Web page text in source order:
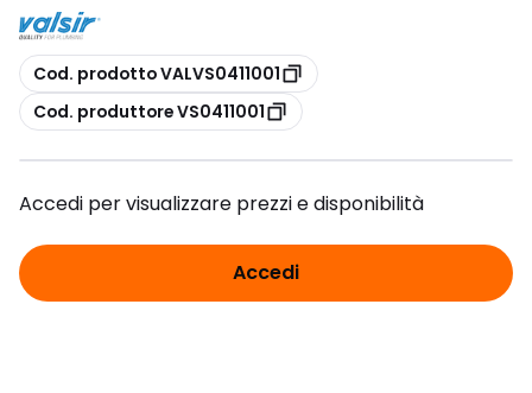
copia
Cod. prodotto VALVS0411001
copia
Cod. produttore VS0411001
Accedi per visualizzare prezzi e disponibilità
Accedi